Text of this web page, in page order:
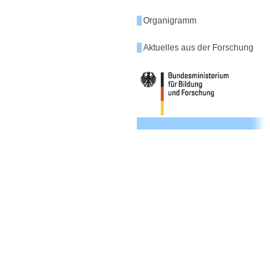
Organigramm
Aktuelles aus der Forschung